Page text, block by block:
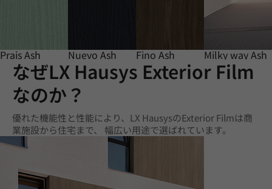
Prais Ash Nuevo Ash Fino Ash Milky way Ash
なぜLX Hausys Exterior Film
なのか？
優れた機能性と性能により、LX HausysのExterior Filmは商
業施設から住宅まで、 幅広い用途で選ばれています。